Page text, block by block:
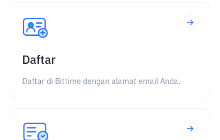
Daftar
Daftar di Bittime dengan alamat email Anda.